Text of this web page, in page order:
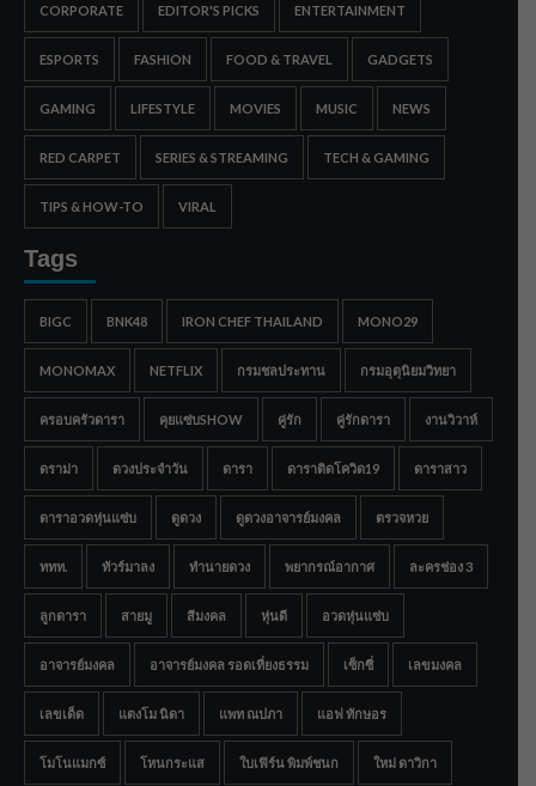
CORPORATE EDITOR'S PICKS ENTERTAINMENT
ESPORTS FASHION FOOD & TRAVEL GADGETS
GAMING LIFESTYLE MOVIES MUSIC NEWS
RED CARPET SERIES & STREAMING TECH & GAMING
TIPS & HOW-TO VIRAL
Tags
BIGC BNK48 IRON CHEF THAILAND MONO29
MONOMAX NETFLIX กรมชลประทาน กรมอุตุนิยมวิทยา
ครอบครัวดารา คุยแซ่บSHOW คู่รัก คู่รักดารา งานวิวาห์
ดราม่า ดวงประจำวัน ดารา ดาราติดโควิด19 ดาราสาว
ดาราอวดหุ่นแซ่บ ดูดวง ดูดวงอาจารย์มงคล ตรวจหวย
ททท. ทัวร์มาลง ทำนายดวง พยากรณ์อากาศ ละครช่อง 3
ลูกดารา สายมู สีมงคล หุ่นดี อวดหุ่นแซ่บ
อาจารย์มงคล อาจารย์มงคล รอดเที่ยงธรรม เซ็กซี่ เลขมงคล
เลขเด็ด แตงโม นิดา แพท ณปภา แอฟ ทักษอร
โมโนแมกซ์ โหนกระแส ใบเฟิร์น พิมพ์ชนก ใหม่ ดาวิกา